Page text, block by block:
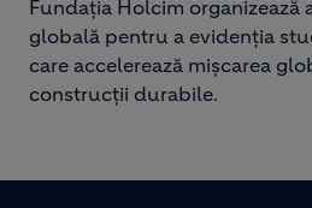
Fundația Holcim organizează
globală pentru a evidenția
care accelerează mișcarea
construcții durabile.